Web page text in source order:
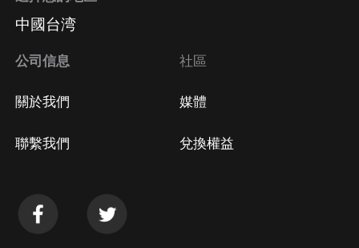
中國台湾
公司信息
關於我們
聯繫我們
社區
媒體
兌換權益